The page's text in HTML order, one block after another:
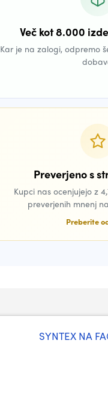
Več kot 8.000
Kar je na zalogi, odpremo
Preverjeno s
Kupci nas ocenjujejo z
preverjenih mnenj
Preberite
SYNTEX NA